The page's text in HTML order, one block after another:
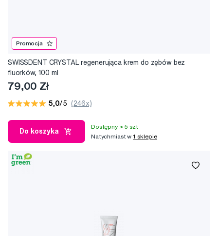
Promocja
SWISSDENT CRYSTAL regenerująca krem do zębów bez
fluorków, 100 ml
79,00 Zł
5,0/5 (246x)
Do koszyka
Dostępny > 5 szt
Natychmiast w1 sklepie